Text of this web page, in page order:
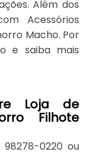
Além dos
Acessórios
Macho. Por
e saiba mais
Loja de
Filhote
98278-0220 ou